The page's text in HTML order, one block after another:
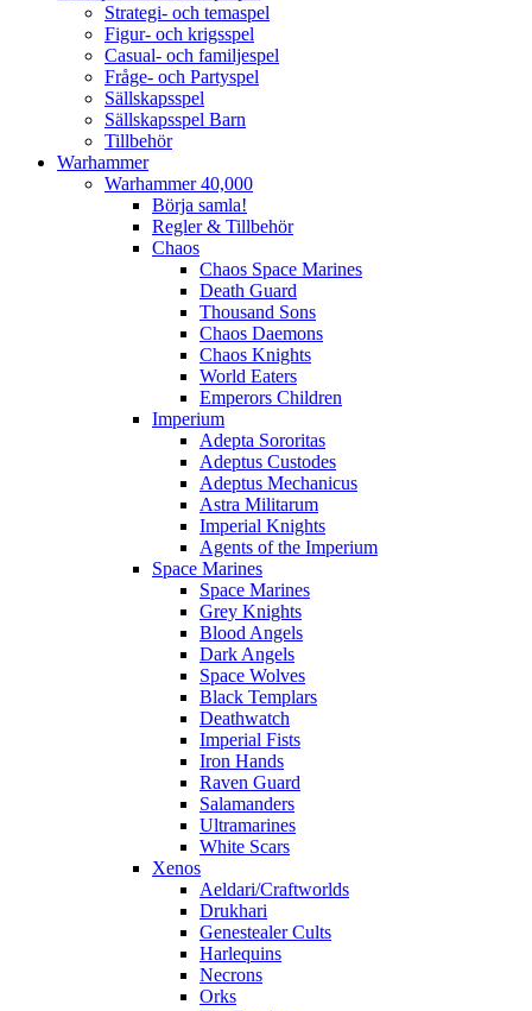
Strategi- och temaspel
Figur- och krigsspel
Casual- och familjespel
Fråge- och Partyspel
Sällskapsspel
Sällskapsspel Barn
Tillbehör
Warhammer
Warhammer 40,000
Börja samla!
Regler & Tillbehör
Chaos
Chaos Space Marines
Death Guard
Thousand Sons
Chaos Daemons
Chaos Knights
World Eaters
Emperors Children
Imperium
Adepta Sororitas
Adeptus Custodes
Adeptus Mechanicus
Astra Militarum
Imperial Knights
Agents of the Imperium
Space Marines
Space Marines
Grey Knights
Blood Angels
Dark Angels
Space Wolves
Black Templars
Deathwatch
Imperial Fists
Iron Hands
Raven Guard
Salamanders
Ultramarines
White Scars
Xenos
Aeldari/Craftworlds
Drukhari
Genestealer Cults
Harlequins
Necrons
Orks